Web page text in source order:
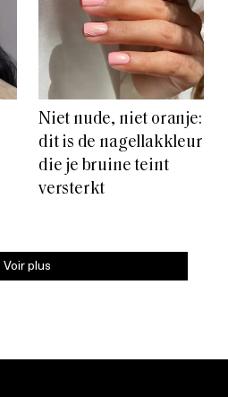
Niet nude, niet oranje:
dit is de nagellakkleur
die je bruine teint
versterkt
Voir plus